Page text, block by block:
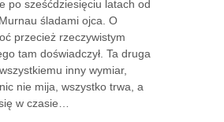
po sześćdziesięciu latach od
śladami ojca. O
przecież rzeczywistym
tam doświadczył. Ta druga
inny wymiar,
nie mija, wszystko trwa, a
w czasie…